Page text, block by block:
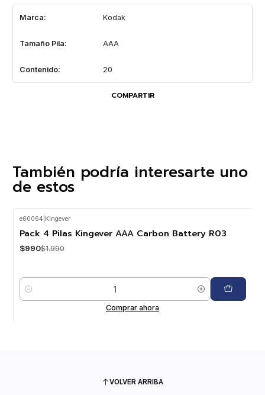
Marca: Kodak
Tamaño Pila: AAA
Contenido: 20
COMPARTIR
También podría interesarte uno
de estos
e60064 Kingever
Pack 4 Pilas Kingever AAA Carbon Battery R03
$990$1.990
Cantidad
Comprar ahora
VOLVER ARRIBA